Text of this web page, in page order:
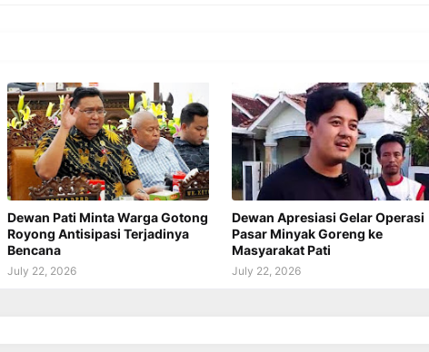
Dewan Pati Minta Warga Gotong
Royong Antisipasi Terjadinya
Bencana
July 22, 2026
Dewan Apresiasi Gelar Operasi
Pasar Minyak Goreng ke
Masyarakat Pati
July 22, 2026